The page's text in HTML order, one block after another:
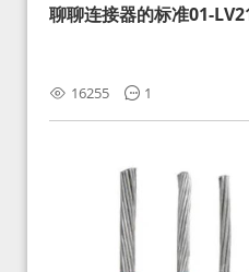
聊聊连接器的标准01-
16255 1